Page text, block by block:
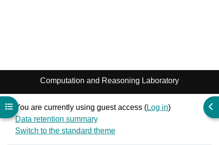
Open course index
Computation and Reasoning Laboratory
You are currently using guest access (Log in)
Data retention summary
Switch to the standard theme